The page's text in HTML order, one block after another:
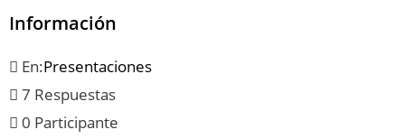
Información
En:Presentaciones
7 Respuestas
0 Participante